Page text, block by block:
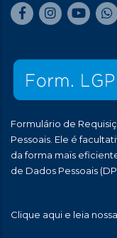
Formulário de
Pessoais. Ele é
da forma mais
de Dados Pessoais
Clique aqui e leia